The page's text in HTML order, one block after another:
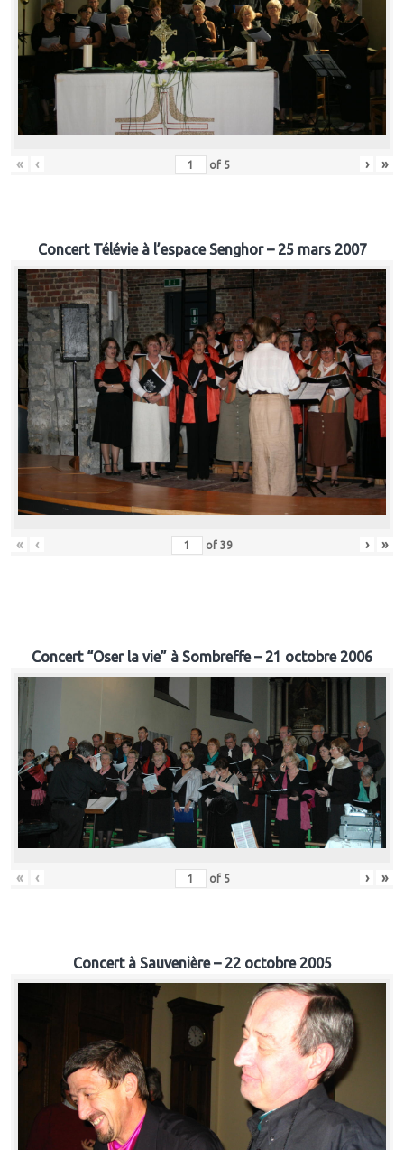
« ‹ of 5 › »
Concert Télévie à l’espace Senghor – 25 mars 2007
« ‹ of 39 › »
Concert “Oser la vie” à Sombreffe – 21 octobre 2006
« ‹ of 5 › »
Concert à Sauvenière – 22 octobre 2005